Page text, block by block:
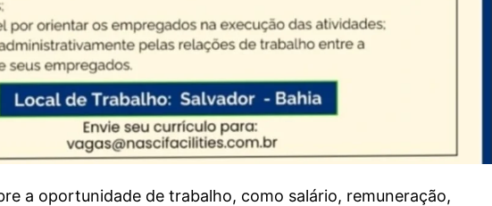
a oportunidade de trabalho, como salário, remuneração,